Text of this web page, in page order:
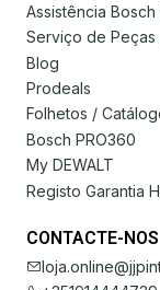
Assistência
Serviço de Peças
Blog
Prodeals
Folhetos /
Bosch PRO360
My DEWALT
Registo Garantia
CONTACTE-NOS